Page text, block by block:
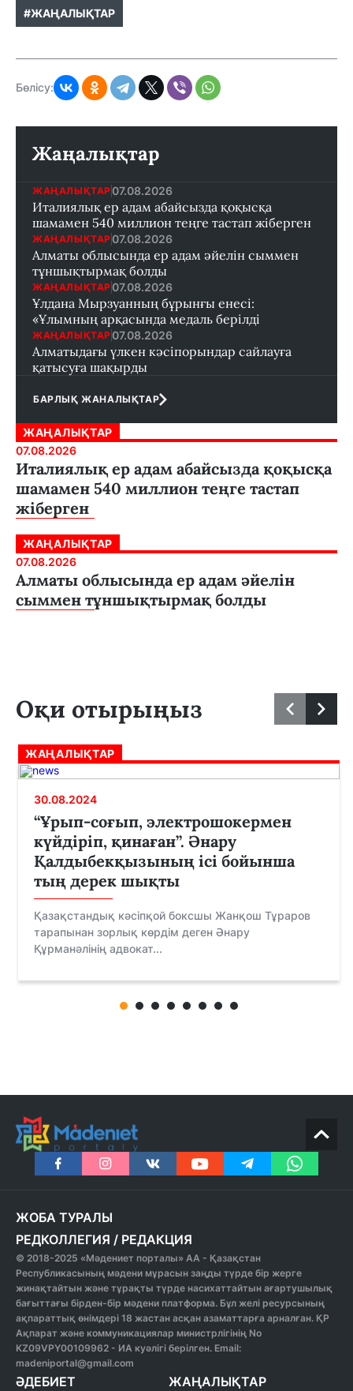
#ЖАҢАЛЫҚТАР
Бөлісу:
Жаңалықтар
ЖАҢАЛЫҚТАР 07.08.2026
Италиялық ер адам абайсызда қоқысқа
шамамен 540 миллион теңге тастап жіберген
ЖАҢАЛЫҚТАР 07.08.2026
Алматы облысында ер адам әйелін сыммен
тұншықтырмақ болды
ЖАҢАЛЫҚТАР 07.08.2026
Ұлдана Мырзуанның бұрынғы енесі:
«Ұлымның арқасында медаль берілді
ЖАҢАЛЫҚТАР 07.08.2026
Алматыдағы үлкен кәсіпорындар сайлауға
қатысуға шақырды
БАРЛЫҚ ЖАНАЛЫҚТАР
ЖАҢАЛЫҚТАР
07.08.2026
Италиялық ер адам абайсызда қоқысқа
шамамен 540 миллион теңге тастап
жіберген
ЖАҢАЛЫҚТАР
07.08.2026
Алматы облысында ер адам әйелін
сыммен тұншықтырмақ болды
Оқи отырыңыз
ЖАҢАЛЫҚТАР
30.08.2024
“Ұрып-соғып, электрошокермен
күйдіріп, қинаған”. Әнару
Қалдыбекқызының ісі бойынша
тың дерек шықты
Қазақстандық кәсіпқой боксшы Жанқош Тұраров
тарапынан зорлық көрдім деген Әнару
Құрманәлінің адвокат...
ЖОБА ТУРАЛЫ
РЕДКОЛЛЕГИЯ / РЕДАКЦИЯ
© 2018-2025 «Мәдениет порталы» АА - Қазақстан
Республикасының мәдени мұрасын заңды түрде бір жерге
жинақтайтын және тұрақты түрде насихаттайтын ағартушылық
бағыттағы бірден-бір мәдени платформа. Бұл желі ресурсының
ақпараттық өнімдері 18 жастан асқан азаматтарға арналған. ҚР
Ақпарат және коммуникациялар министрлігінің No
KZ09VPY00109962 - ИА куәлігі берілген. Email:
madeniportal@gmail.com
ӘДЕБИЕТ ЖАҢАЛЫҚТАР